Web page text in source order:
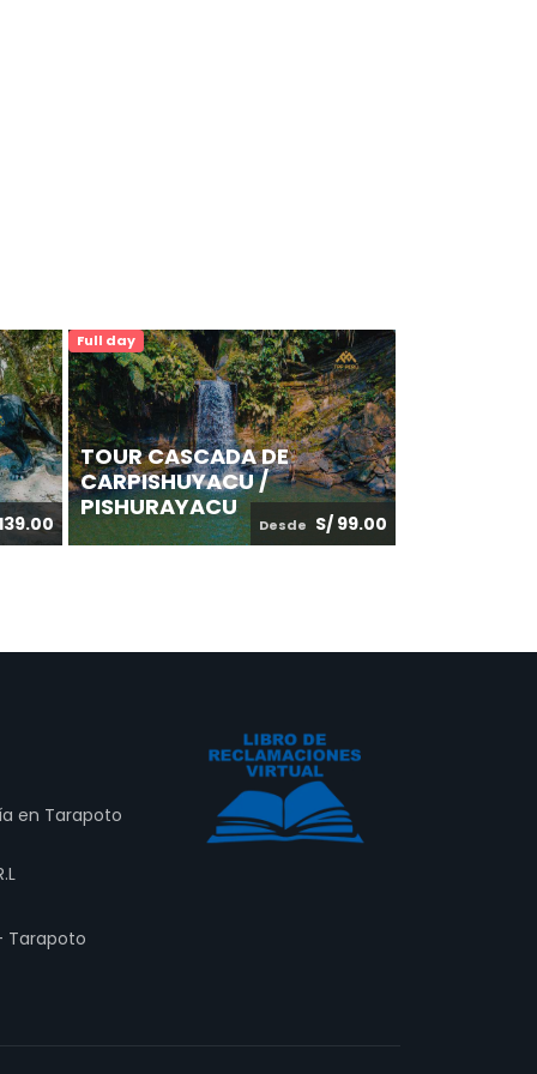
TOUR CASCADA DE
CARPISHUYACU /
PISHURAYACU
Desde S/ 99.00
Full day
en Tarapoto
Tarapoto